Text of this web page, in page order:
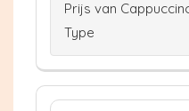
Prijs van
Type